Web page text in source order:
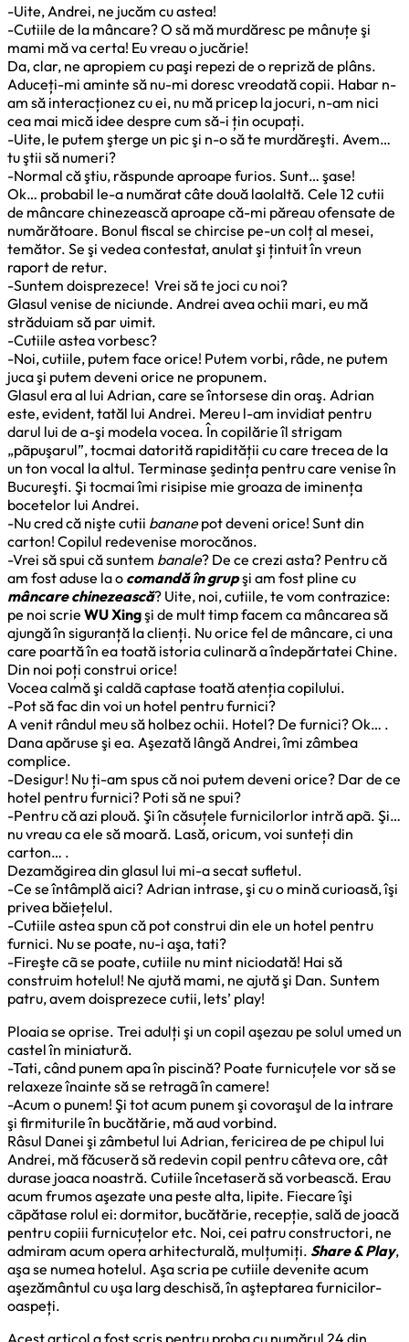
-Uite, Andrei, ne jucăm cu astea!
-Cutiile de la mâncare? O să mă murdăresc pe mânuțe şi
mami mă va certa! Eu vreau o jucărie!
Da, clar, ne apropiem cu paşi repezi de o repriză de plâns.
Aduceți-mi aminte să nu-mi doresc vreodată copii. Habar n-
am să interacționez cu ei, nu mă pricep la jocuri, n-am nici
cea mai mică idee despre cum să-i țin ocupați.
-Uite, le putem şterge un pic şi n-o să te murdăreşti. Avem…
tu ştii să numeri?
-Normal că ştiu, răspunde aproape furios. Sunt… şase!
Ok… probabil le-a numărat câte două laolaltă. Cele 12 cutii
de mâncare chinezească aproape că-mi păreau ofensate de
numărătoare. Bonul fiscal se chircise pe-un colț al mesei,
temător. Se şi vedea contestat, anulat şi țintuit în vreun
raport de retur.
-Suntem doisprezece! Vrei să te joci cu noi?
Glasul venise de niciunde. Andrei avea ochii mari, eu mă
străduiam să par uimit.
-Cutiile astea vorbesc?
-Noi, cutiile, putem face orice! Putem vorbi, râde, ne putem
juca şi putem deveni orice ne propunem.
Glasul era al lui Adrian, care se întorsese din oraş. Adrian
este, evident, tatăl lui Andrei. Mereu l-am invidiat pentru
darul lui de a-şi modela vocea. În copilărie îl strigam
„pãpuşarul”, tocmai datorită rapidității cu care trecea de la
un ton vocal la altul. Terminase şedința pentru care venise în
Bucureşti. Şi tocmai îmi risipise mie groaza de iminența
bocetelor lui Andrei.
-Nu cred că nişte cutii bananepot deveni orice! Sunt din
carton! Copilul redevenise morocănos.
-Vrei să spui că suntem banale? De ce crezi asta? Pentru că
am fost aduse la o comandă în grupşi am fost pline cu
mâncare chinezească? Uite, noi, cutiile, te vom contrazice:
pe noi scrie WU Xingşi de mult timp facem ca mâncarea să
ajungă în siguranță la clienți. Nu orice fel de mâncare, ci una
care poartă în ea toată istoria culinară a îndepărtatei Chine.
Din noi poți construi orice!
Vocea calmă şi caldã captase toată atenția copilului.
-Pot să fac din voi un hotel pentru furnici?
A venit rândul meu să holbez ochii. Hotel? De furnici? Ok… .
Dana apăruse şi ea. Aşezată lângă Andrei, îmi zâmbea
complice.
-Desigur! Nu ți-am spus că noi putem deveni orice? Dar de ce
hotel pentru furnici? Poti să ne spui?
-Pentru că azi plouă. Şi în căsuțele furnicilorlor intră apã. Şi…
nu vreau ca ele să moară. Lasă, oricum, voi sunteți din
carton… .
Dezamăgirea din glasul lui mi-a secat sufletul.
-Ce se întâmplă aici? Adrian intrase, şi cu o mină curioasă, îşi
privea băiețelul.
-Cutiile astea spun că pot construi din ele un hotel pentru
furnici. Nu se poate, nu-i aşa, tati?
-Fireşte cã se poate, cutiile nu mint niciodată! Hai să
construim hotelul! Ne ajută mami, ne ajută şi Dan. Suntem
patru, avem doisprezece cutii, lets’ play!
Ploaia se oprise. Trei adulți şi un copil aşezau pe solul umed un
castel în miniatură.
-Tati, când punem apa în piscină? Poate furnicuțele vor să se
relaxeze înainte să se retragã în camere!
-Acum o punem! Şi tot acum punem şi covoraşul de la intrare
şi firmiturile în bucătărie, mă aud vorbind.
Râsul Danei şi zâmbetul lui Adrian, fericirea de pe chipul lui
Andrei, mă făcuseră să redevin copil pentru câteva ore, cât
durase joaca noastră. Cutiile încetaseră să vorbească. Erau
acum frumos aşezate una peste alta, lipite. Fiecare îşi
cãpătase rolul ei: dormitor, bucătărie, recepție, sală de joacă
pentru copiii furnicuțelor etc. Noi, cei patru constructori, ne
admiram acum opera arhitecturală, mulțumiți. Share & Play,
aşa se numea hotelul. Aşa scria pe cutiile devenite acum
aşezământul cu uşa larg deschisă, în aşteptarea furnicilor-
oaspeți.
Acest articol a fost scris pentru proba cu numărul 24 din